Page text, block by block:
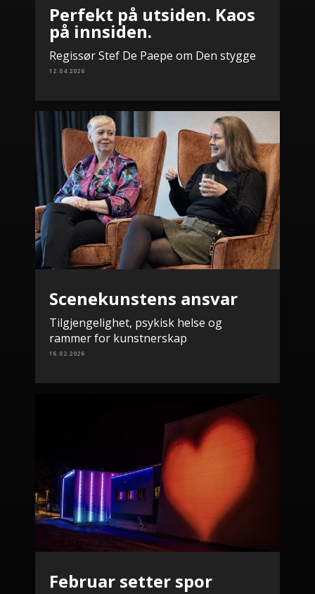
Perfekt på utsiden. Kaos
på innsiden.
Regissør Stef De Paepe om Den stygge
12.04.2026
Scenekunstens ansvar
Tilgjengelighet, psykisk helse og
rammer for kunstnerskap
16.02.2026
Februar setter spor